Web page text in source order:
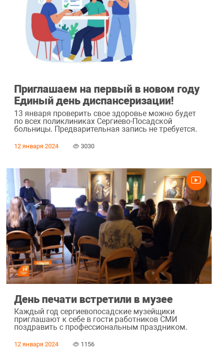
Приглашаем на первый в новом году
Единый день диспансеризации!
13 января проверить свое здоровье можно будет
по всех поликлиниках Сергиево-Посадской
больницы. Предварительная запись не требуется.
12 января 2024 3030
День печати встретили в музее
Каждый год сергиевопосадские музейщики
приглашают к себе в гости работников СМИ
поздравить с профессиональным праздником.
12 января 2024 1156